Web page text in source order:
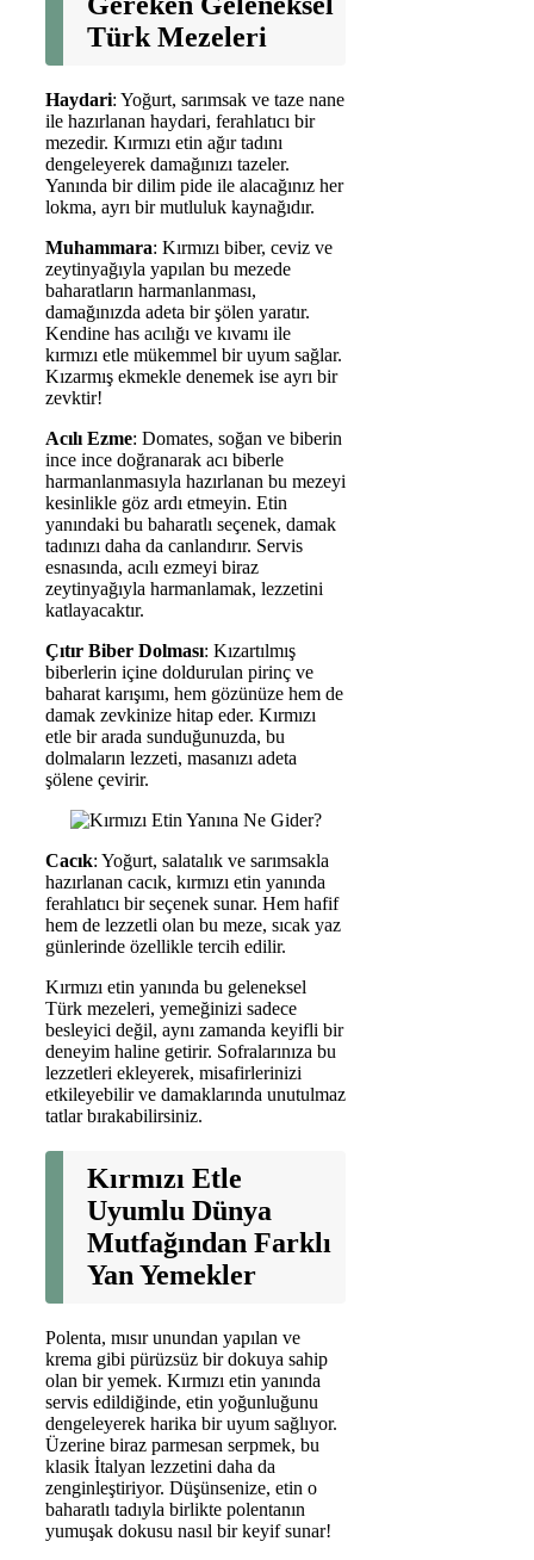
Türk Mezeleri
Haydari: Yoğurt, sarımsak ve taze nane
ile hazırlanan haydari, ferahlatıcı bir
mezedir. Kırmızı etin ağır tadını
dengeleyerek damağınızı tazeler.
Yanında bir dilim pide ile alacağınız her
lokma, ayrı bir mutluluk kaynağıdır.
Muhammara: Kırmızı biber, ceviz ve
zeytinyağıyla yapılan bu mezede
baharatların harmanlanması,
damağınızda adeta bir şölen yaratır.
Kendine has acılığı ve kıvamı ile
kırmızı etle mükemmel bir uyum sağlar.
Kızarmış ekmekle denemek ise ayrı bir
zevktir!
Acılı Ezme: Domates, soğan ve biberin
ince ince doğranarak acı biberle
harmanlanmasıyla hazırlanan bu mezeyi
kesinlikle göz ardı etmeyin. Etin
yanındaki bu baharatlı seçenek, damak
tadınızı daha da canlandırır. Servis
esnasında, acılı ezmeyi biraz
zeytinyağıyla harmanlamak, lezzetini
katlayacaktır.
Çıtır Biber Dolması: Kızartılmış
biberlerin içine doldurulan pirinç ve
baharat karışımı, hem gözünüze hem de
damak zevkinize hitap eder. Kırmızı
etle bir arada sunduğunuzda, bu
dolmaların lezzeti, masanızı adeta
şölene çevirir.
Cacık: Yoğurt, salatalık ve sarımsakla
hazırlanan cacık, kırmızı etin yanında
ferahlatıcı bir seçenek sunar. Hem hafif
hem de lezzetli olan bu meze, sıcak yaz
günlerinde özellikle tercih edilir.
Kırmızı etin yanında bu geleneksel
Türk mezeleri, yemeğinizi sadece
besleyici değil, aynı zamanda keyifli bir
deneyim haline getirir. Sofralarınıza bu
lezzetleri ekleyerek, misafirlerinizi
etkileyebilir ve damaklarında unutulmaz
tatlar bırakabilirsiniz.
Kırmızı Etle
Uyumlu Dünya
Mutfağından Farklı
Yan Yemekler
Polenta, mısır unundan yapılan ve
krema gibi pürüzsüz bir dokuya sahip
olan bir yemek. Kırmızı etin yanında
servis edildiğinde, etin yoğunluğunu
dengeleyerek harika bir uyum sağlıyor.
Üzerine biraz parmesan serpmek, bu
klasik İtalyan lezzetini daha da
zenginleştiriyor. Düşünsenize, etin o
baharatlı tadıyla birlikte polentanın
yumuşak dokusu nasıl bir keyif sunar!